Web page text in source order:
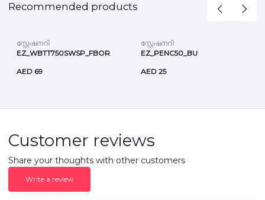
Recommended products
സ്റ്റേഷനറി
EZ_WBTT750SWSP_FBOR
AED 69
സ്റ്റേഷനറി
EZ_PENC50_BU
AED 25
Customer reviews
Share your thoughts with other customers
Write a review